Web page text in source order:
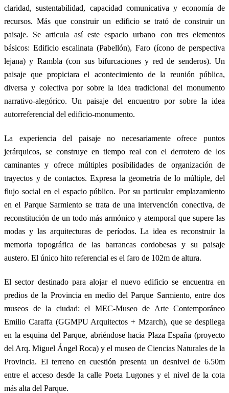
claridad, sustentabilidad, capacidad comunicativa y economía de
recursos. Más que construir un edificio se trató de construir un
paisaje. Se articula así este espacio urbano con tres elementos
básicos: Edificio escalinata (Pabellón), Faro (ícono de perspectiva
lejana) y Rambla (con sus bifurcaciones y red de senderos). Un
paisaje que propiciara el acontecimiento de la reunión pública,
diversa y colectiva por sobre la idea tradicional del monumento
narrativo-alegórico. Un paisaje del encuentro por sobre la idea
autorreferencial del edificio-monumento.
La experiencia del paisaje no necesariamente ofrece puntos
jerárquicos, se construye en tiempo real con el derrotero de los
caminantes y ofrece múltiples posibilidades de organización de
trayectos y de contactos. Expresa la geometría de lo múltiple, del
flujo social en el espacio público. Por su particular emplazamiento
en el Parque Sarmiento se trata de una intervención conectiva, de
reconstitución de un todo más armónico y atemporal que supere las
modas y las arquitecturas de períodos. La idea es reconstruir la
memoria topográfica de las barrancas cordobesas y su paisaje
austero. El único hito referencial es el faro de 102m de altura.
El sector destinado para alojar el nuevo edificio se encuentra en
predios de la Provincia en medio del Parque Sarmiento, entre dos
museos de la ciudad: el MEC-Museo de Arte Contemporáneo
Emilio Caraffa (GGMPU Arquitectos + Mzarch), que se despliega
en la esquina del Parque, abriéndose hacia Plaza España (proyecto
del Arq. Miguel Ángel Roca) y el museo de Ciencias Naturales de la
Provincia. El terreno en cuestión presenta un desnivel de 6.50m
entre el acceso desde la calle Poeta Lugones y el nivel de la cota
más alta del Parque.